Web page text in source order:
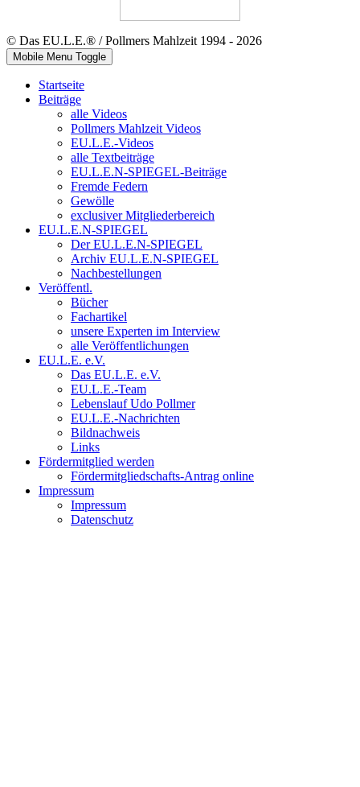
© Das EU.L.E.® / Pollmers Mahlzeit 1994 - 2026
Mobile Menu Toggle
Startseite
Beiträge
alle Videos
Pollmers Mahlzeit Videos
EU.L.E.-Videos
alle Textbeiträge
EU.L.E.N-SPIEGEL-Beiträge
Fremde Federn
Gewölle
exclusiver Mitgliederbereich
EU.L.E.N-SPIEGEL
Der EU.L.E.N-SPIEGEL
Archiv EU.L.E.N-SPIEGEL
Nachbestellungen
Veröffentl.
Bücher
Fachartikel
unsere Experten im Interview
alle Veröffentlichungen
EU.L.E. e.V.
Das EU.L.E. e.V.
EU.L.E.-Team
Lebenslauf Udo Pollmer
EU.L.E.-Nachrichten
Bildnachweis
Links
Fördermitglied werden
Fördermitgliedschafts-Antrag online
Impressum
Impressum
Datenschutz